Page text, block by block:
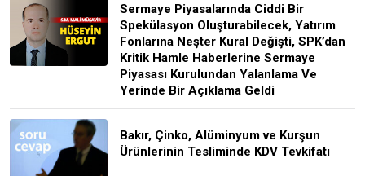
Sermaye Piyasalarında Ciddi Bir
Spekülasyon Oluşturabilecek, Yatırım
Fonlarına Neşter Kural Değişti, SPK’dan
Kritik Hamle Haberlerine Sermaye
Piyasası Kurulundan Yalanlama Ve
Yerinde Bir Açıklama Geldi
Bakır, Çinko, Alüminyum ve Kurşun
Ürünlerinin Tesliminde KDV Tevkifatı